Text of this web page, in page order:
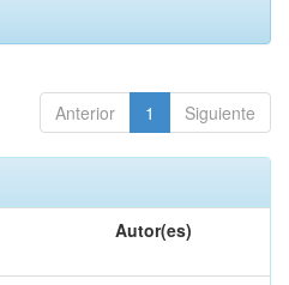
Anterior 1 Siguiente
Autor(es)